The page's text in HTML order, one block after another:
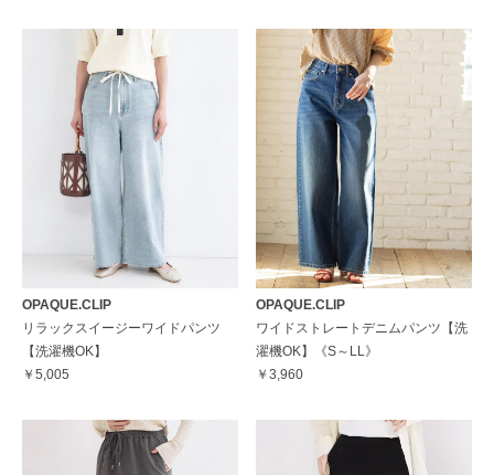
OPAQUE.CLIP
リラックスイージーワイドパンツ
【洗濯機OK】
￥5,005
OPAQUE.CLIP
ワイドストレートデニムパンツ【洗
濯機OK】《S～LL》
￥3,960